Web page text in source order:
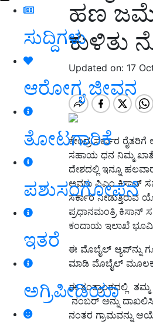
ಸುದ್ದಿಗಳು
ಆರೋಗ್ಯ ಜೀವನ
ತೋಟಗಾರಿಕೆ
ಪಶುಸಂಗೋಪನೆ
ಇತರೆ
ಅಗ್ರಿಪೀಡಿಯಾ
ಹಣ
ಕುಳಿತು
Updated on: 17
ಕೇಂದ್ರ ಸರ್ಕಾರ
ಸಹಾಯ ಧನ ನಿಮ್ಮ
ದೇಶದಲ್ಲಿ ಇನ್ನೂ
ಅವರು ಪಿಎಂ ಕಿಸಾನ್
ಸರ್ಕಾರ
ಪ್ರಧಾನಮಂತ್ರಿ ಕಿಸಾನ್
ಕಂದಾಯ ಇಲಾಖೆ
ಈ ಮೊಬೈಲ್ ಆ್ಯಪ್‍ನ್ನು
ಮಾಡಿ ಮೊಬೈಲ್
ಈ ತಂತ್ರಾಂಶದಲ್ಲಿ
ನಂಬರ್ ಅನ್ನು
ನಂತರ ಗ್ರಾಮವನ್ನು